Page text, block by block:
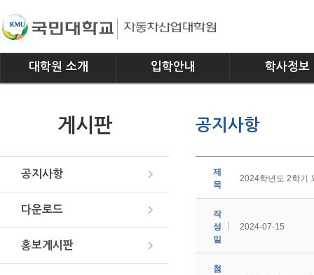
대학원 소개 입학안내 학사정보
교과과정
게시판
공지사항
다운로드
홍보게시판
공지사항
제
목
2024학년도 2학기
작
성
일
2024-07-15
첨